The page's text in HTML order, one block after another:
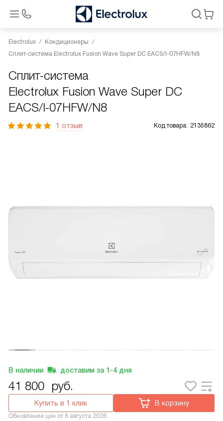
Electrolux
Кондиционеры
Сплит-система Electrolux Fusion Wave Super DC EACS/I-07HFW/N8
Сплит-система
Electrolux Fusion Wave Super DC
EACS/I-07HFW/N8
1 отзыв Код товара: 2135862
В наличии доставим за 1-4 дня
41 800 руб.
Купить в 1 клик В корзину
Обновление цен от 8 августа 2026